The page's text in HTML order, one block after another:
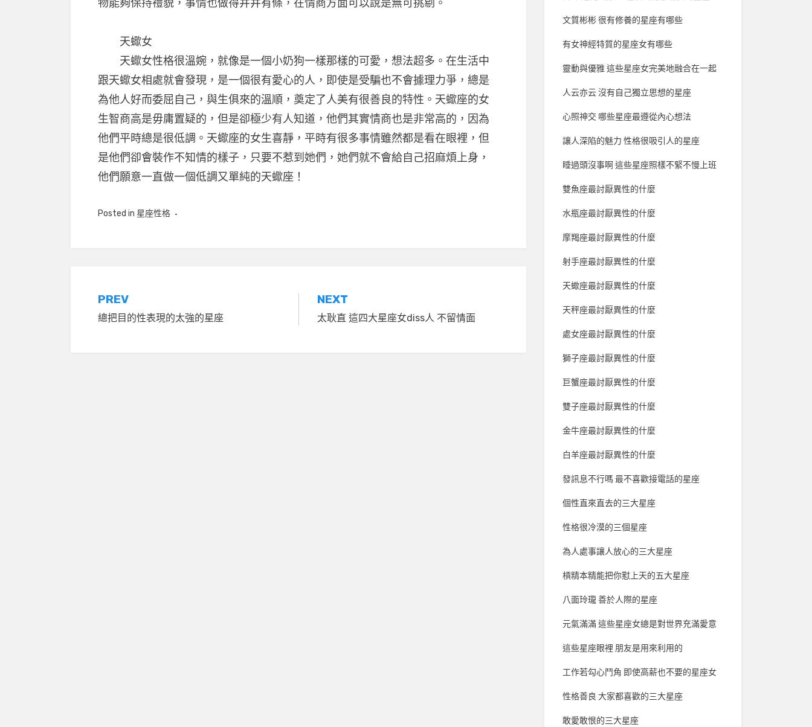
物能夠保持禮貌，事情也做得井井有條，在情商方面可以說是無可挑剔。
天蠍女
天蠍女性格很溫婉，就像是一個小奶狗一樣那樣的可愛，想法超多。在生活中
跟天蠍女相處就會發現，是一個很有愛心的人，即使是受騙也不會據理力爭，總是
為他人好而委屈自己，與生俱來的溫順，奠定了人美有很善良的特性。天蠍座的女
生智商高是毋庸置疑的，但是卻極少有人知道，他們其實情商也是非常高的，因為
他們平時總是很低調。天蠍座的女生喜靜，平時有很多事情雖然都是看在眼裡，但
是他們卻會裝作不知情的樣子，只要不惹到她們，她們就不會給自己招麻煩上身，
他們願意一直做一個低調又單純的天蠍座！
Posted in 星座性格
文
章
PREV
總把目的性表現的太強的星座
NEXT
太耿直 這四大星座女diss人 不留情面
文質彬彬 很有修養的星座有哪些
有女神經特質的星座女有哪些
靈動與優雅 這些星座女完美地融合在一起
人云亦云 沒有自己獨立思想的星座
心照神交 哪些星座最遵從內心想法
讓人深陷的魅力 性格很吸引人的星座
睡過頭沒事啊 這些星座照樣不緊不慢上班
雙魚座最討厭異性的什麼
水瓶座最討厭異性的什麼
摩羯座最討厭異性的什麼
射手座最討厭異性的什麼
天蠍座最討厭異性的什麼
天秤座最討厭異性的什麼
處女座最討厭異性的什麼
獅子座最討厭異性的什麼
巨蟹座最討厭異性的什麼
雙子座最討厭異性的什麼
金牛座最討厭異性的什麼
白羊座最討厭異性的什麼
發訊息不行嗎 最不喜歡接電話的星座
個性直來直去的三大星座
性格很冷漠的三個星座
為人處事讓人放心的三大星座
槓精本精能把你懟上天的五大星座
八面玲瓏 善於人際的星座
元氣滿滿 這些星座女總是對世界充滿愛意
這些星座眼裡 朋友是用來利用的
工作若勾心鬥角 即使高薪也不要的星座女
性格善良 大家都喜歡的三大星座
敢愛敢恨的三大星座